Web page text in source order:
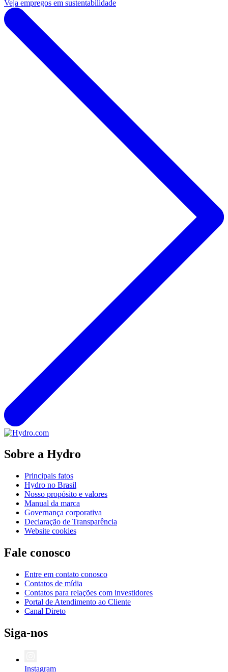
Veja empregos em sustentabilidade
Sobre a Hydro
Principais fatos
Hydro no Brasil
Nosso propósito e valores
Manual da marca
Governança corporativa
Declaração de Transparência
Website cookies
Fale conosco
Entre em contato conosco
Contatos de mídia
Contatos para relações com investidores
Portal de Atendimento ao Cliente
Canal Direto
Siga-nos
Instagram